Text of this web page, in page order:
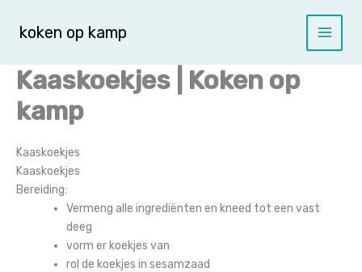
naar
inhoud
koken op kamp
Kaaskoekjes | Koken op
kamp
Kaaskoekjes
Kaaskoekjes
Bereiding:
Vermeng alle ingrediënten en kneed tot een vast
deeg
vorm er koekjes van
rol de koekjes in sesamzaad